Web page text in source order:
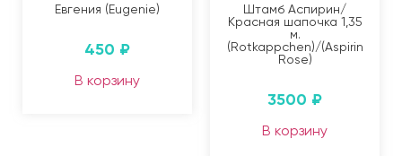
Евгения (Eugenie)
450 ₽
В корзину
Штамб Аспирин/
Красная шапочка 1,35
м.
(Rotkappchen)/(Aspirin
Rose)
3500 ₽
В корзину